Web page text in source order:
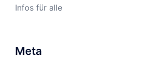
Infos für alle
Meta